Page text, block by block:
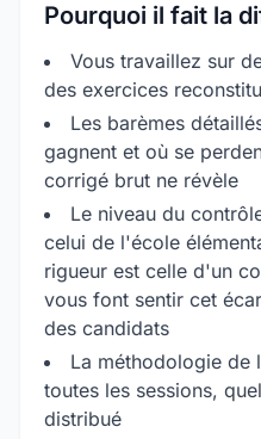
Pourquoi il fait la
Vous travaillez sur
des exercices
Les barèmes
gagnent et où se
corrigé brut ne révèle
Le niveau du
celui de l'école
rigueur est celle d'un
vous font sentir cet
des candidats
La méthodologie de
toutes les sessions,
distribué